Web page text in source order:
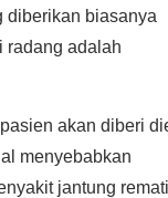
diberikan biasanya
radang adalah
akan diberi
menyebabkan
jantung